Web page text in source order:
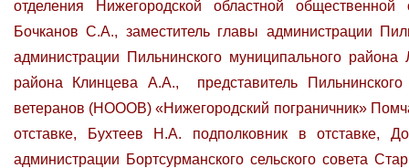
отделения Нижегородской областной
Бочканов С.А., заместитель главы администрации
администрации Пильнинского муниципального
района Клинцева А.А., представитель Пильнинского
ветеранов (НОООВ) «Нижегородский пограничник»
отставке, Бухтеев Н.А. подполковник в отставке,
администрации Бортсурманского сельского совета